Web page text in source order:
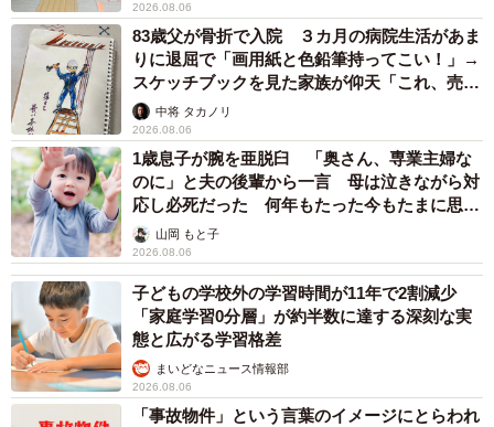
2026.08.06
83歳父が骨折で入院 ３カ月の病院生活があま
りに退屈で「画用紙と色鉛筆持ってこい！」→
スケッチブックを見た家族が仰天「これ、売れ
ますよ…」
中将 タカノリ
2026.08.06
1歳息子が腕を亜脱臼 「奥さん、専業主婦な
のに」と夫の後輩から一言 母は泣きながら対
応し必死だった 何年もたった今もたまに思い
出し…山岡 もと子
2026.08.06
子どもの学校外の学習時間が11年で2割減少
「家庭学習0分層」が約半数に達する深刻な実
態と広がる学習格差
まいどなニュース情報部
2026.08.06
「事故物件」という言葉のイメージにとらわれ